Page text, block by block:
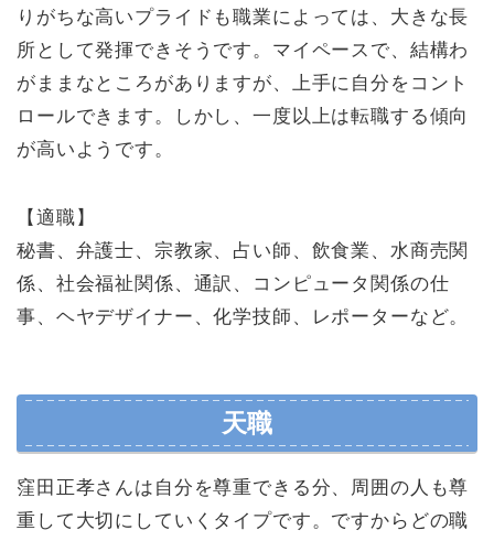
りがちな高いプライドも職業によっては、大きな長
所として発揮できそうです。マイペースで、結構わ
がままなところがありますが、上手に自分をコント
ロールできます。しかし、一度以上は転職する傾向
が高いようです。
【適職】
秘書、弁護士、宗教家、占い師、飲食業、水商売関
係、社会福祉関係、通訳、コンピュータ関係の仕
事、ヘヤデザイナー、化学技師、レポーターなど。
天職
窪田正孝さんは自分を尊重できる分、周囲の人も尊
重して大切にしていくタイプです。ですからどの職